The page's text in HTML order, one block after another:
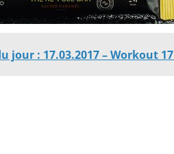
jour : 17.03.2017 – Workout